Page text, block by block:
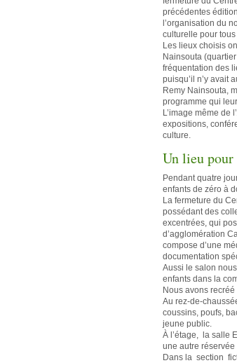
précédentes
l’organisation du
culturelle pour
Les lieux choisis
Nainsouta
fréquentation des
puisqu’il n’y avait
Remy Nainsouta,
programme qui
L’image même de
expositions,
culture.
Un lieu
Pendant quatre
enfants de zéro à
La fermeture du
possédant des
excentrées, qui
d’agglomération
compose d’une
documentation
Aussi le salon
enfants dans la
Nous avons
Au rez-de-
coussins, poufs,
jeune public.
À l’étage, la salle
une autre
Dans la section